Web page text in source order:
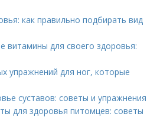
как правильно подбирать вид
витамины для своего здоровья:
упражнений для ног, которые
суставов: советы и упражнения
для здоровья питомцев: советы